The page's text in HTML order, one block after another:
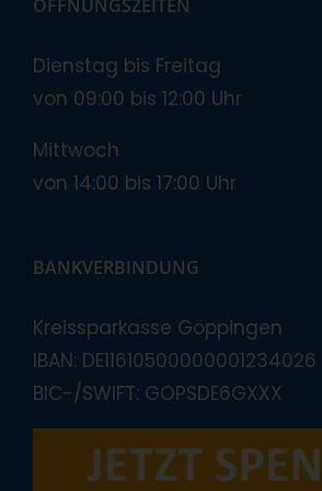
ÖFFNUNGSZEITEN
Dienstag bis Freitag
von 09:00 bis 12:00 Uhr
Mittwoch
von 14:00 bis 17:00 Uhr
BANKVERBINDUNG
Kreissparkasse Göppingen
IBAN: DE11610500000001234026
BIC-/SWIFT: GOPSDE6GXXX